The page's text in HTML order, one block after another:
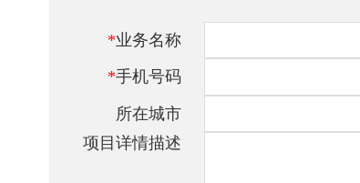
*业务名称
*手机号码
所在城市
项目详情描述